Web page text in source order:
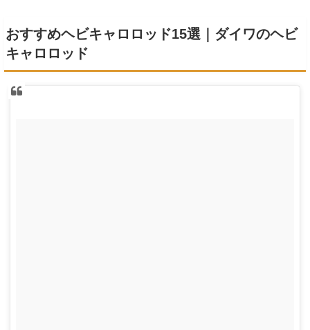
おすすめヘビキャロロッド15選｜ダイワのヘビ
キャロロッド